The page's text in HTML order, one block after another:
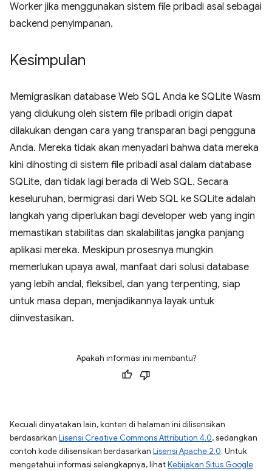
Worker jika menggunakan sistem file pribadi asal sebagai
backend penyimpanan.
Kesimpulan
Memigrasikan database Web SQL Anda ke SQLite Wasm
yang didukung oleh sistem file pribadi origin dapat
dilakukan dengan cara yang transparan bagi pengguna
Anda. Mereka tidak akan menyadari bahwa data mereka
kini dihosting di sistem file pribadi asal dalam database
SQLite, dan tidak lagi berada di Web SQL. Secara
keseluruhan, bermigrasi dari Web SQL ke SQLite adalah
langkah yang diperlukan bagi developer web yang ingin
memastikan stabilitas dan skalabilitas jangka panjang
aplikasi mereka. Meskipun prosesnya mungkin
memerlukan upaya awal, manfaat dari solusi database
yang lebih andal, fleksibel, dan yang terpenting, siap
untuk masa depan, menjadikannya layak untuk
diinvestasikan.
Apakah informasi ini membantu?
Kecuali dinyatakan lain, konten di halaman ini dilisensikan
berdasarkan Lisensi Creative Commons Attribution 4.0, sedangkan
contoh kode dilisensikan berdasarkan Lisensi Apache 2.0. Untuk
mengetahui informasi selengkapnya, lihatKebijakan Situs Google